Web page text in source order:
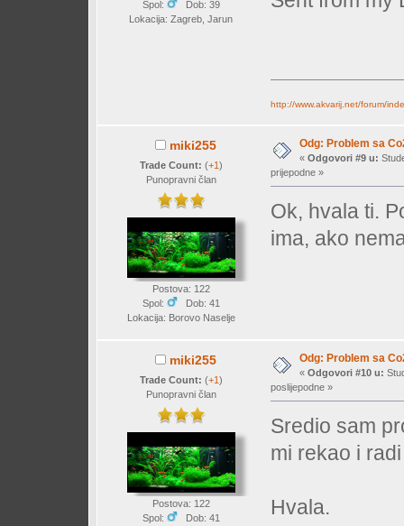
Spol:
Dob: 39
Lokacija: Zagreb, Jarun
http://www.akvarij.net/forum/
miki255
Trade Count: (+1 )
Punopravni član
Postova: 122
Spol:
Dob: 41
Lokacija: Borovo Naselje
Odg: Problem sa
« Odgovori #9 u:
prijepodne »
Ok, hvala ti.
ima, ako
miki255
Trade Count: (+1)
Punopravni član
Postova: 122
Spol:
Dob: 41
Odg: Problem sa
« Odgovori #10 u:
poslijepodne »
Sredio sam
mi rekao i
Hvala.